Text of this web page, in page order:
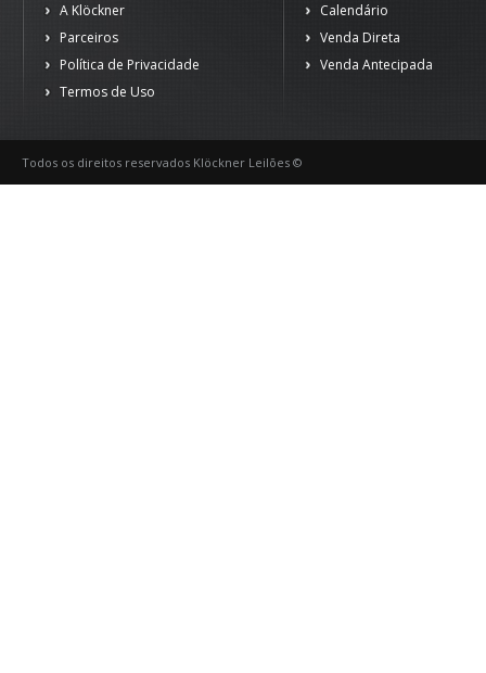
A Klöckner
Parceiros
Política de Privacidade
Termos de Uso
Calendário
Venda Direta
Venda Antecipada
Todos os direitos reservados Klöckner Leilões ©